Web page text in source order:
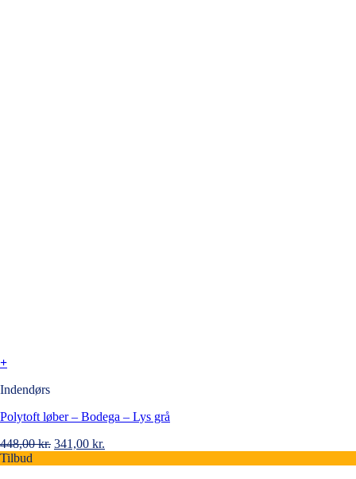
+
Indendørs
Polytoft løber – Bodega – Lys grå
448,00kr. Original
341,00 kr.
Tilbud